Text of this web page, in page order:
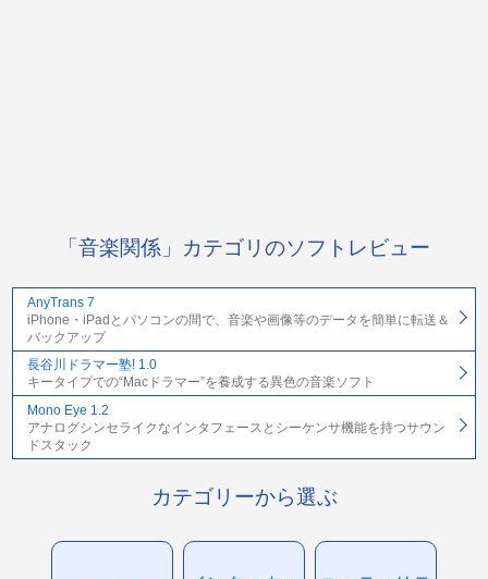
「音楽関係」カテゴリのソフトレビュー
AnyTrans 7
iPhone・iPadとパソコンの間で、音楽や画像等のデータを簡単に転送＆
バックアップ
長谷川ドラマー塾! 1.0
キータイプでの“Macドラマー”を養成する異色の音楽ソフト
Mono Eye 1.2
アナログシンセライクなインタフェースとシーケンサ機能を持つサウン
ドスタック
カテゴリーから選ぶ